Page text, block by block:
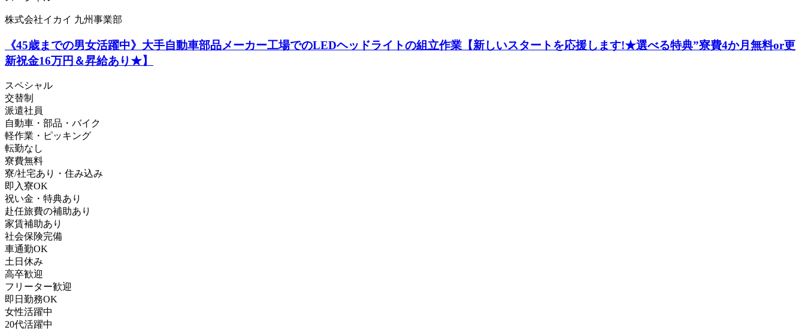
株式会社イカイ 九州事業部
《45歳までの男女活躍中》大手自動車部品メーカー工場でのLEDヘッドライトの組立作業【新しいスタートを応援します!★選べる特典”寮費4か月無料or更
新祝金16万円＆昇給あり★】
スペシャル
交替制
派遣社員
自動車・部品・バイク
軽作業・ピッキング
転勤なし
寮費無料
寮/社宅あり・住み込み
即入寮OK
祝い金・特典あり
赴任旅費の補助あり
家賃補助あり
社会保険完備
車通勤OK
土日休み
高卒歓迎
フリーター歓迎
即日勤務OK
女性活躍中
20代活躍中